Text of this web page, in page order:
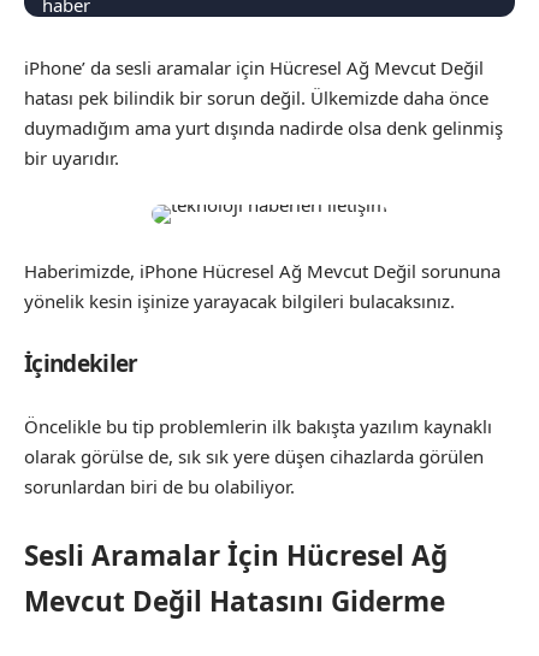
iPhone’ da sesli aramalar için Hücresel Ağ Mevcut Değil
hatası pek bilindik bir sorun değil. Ülkemizde daha önce
duymadığım ama yurt dışında nadirde olsa denk gelinmiş
bir uyarıdır.
Haberimizde, iPhone Hücresel Ağ Mevcut Değil sorununa
yönelik kesin işinize yarayacak bilgileri bulacaksınız.
İçindekiler
Öncelikle bu tip problemlerin ilk bakışta yazılım kaynaklı
olarak görülse de, sık sık yere düşen cihazlarda görülen
sorunlardan biri de bu olabiliyor.
Sesli Aramalar İçin Hücresel Ağ
Mevcut Değil Hatasını Giderme